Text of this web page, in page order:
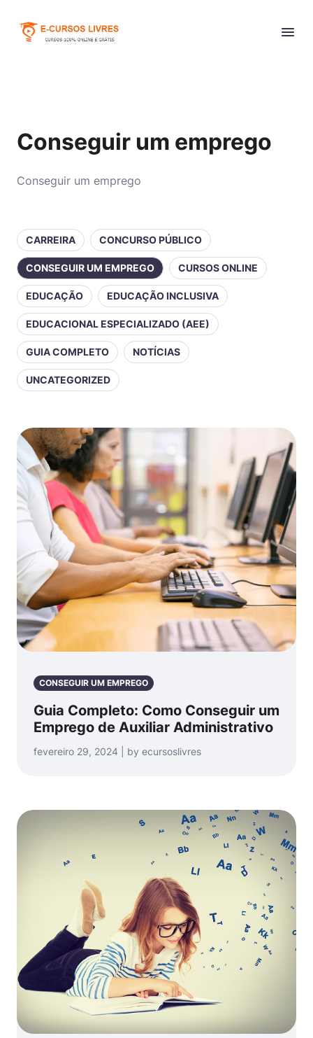
Conseguir um emprego
Conseguir um emprego
CARREIRA CONCURSO PÚBLICO
CONSEGUIR UM EMPREGO CURSOS ONLINE
EDUCAÇÃO EDUCAÇÃO INCLUSIVA
EDUCACIONAL ESPECIALIZADO (AEE)
GUIA COMPLETO NOTÍCIAS
UNCATEGORIZED
CONSEGUIR UM EMPREGO
Guia Completo: Como Conseguir um
Emprego de Auxiliar Administrativo
fevereiro 29, 2024 | by ecursoslivres